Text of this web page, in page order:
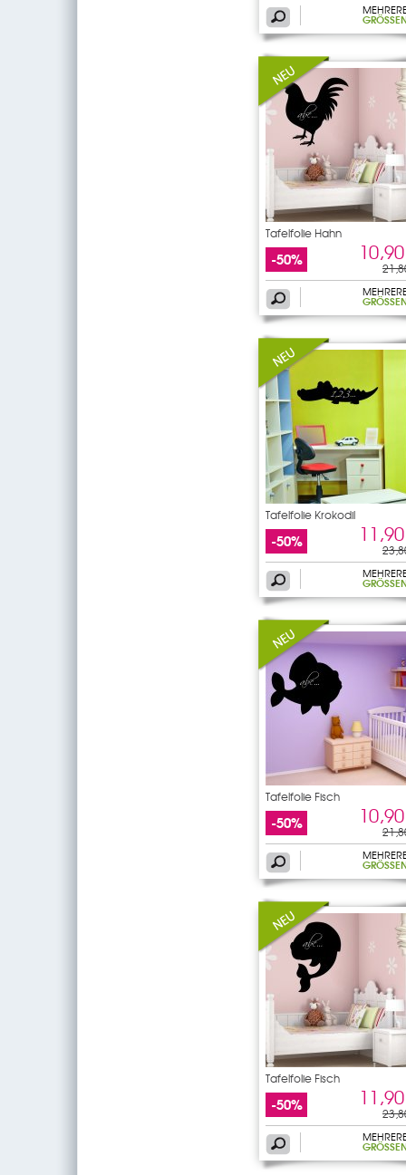
GRÖSSEN
Tafelfolie Hahn
-50%
GRÖSSEN
Tafelfolie Krokodil
-50%
GRÖSSEN
Tafelfolie Fisch
-50%
GRÖSSEN
Tafelfolie Fisch
-50%
GRÖSSEN